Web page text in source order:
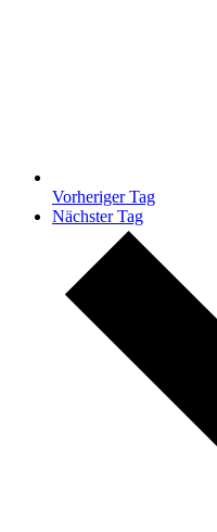
Vorheriger Tag
Nächster Tag